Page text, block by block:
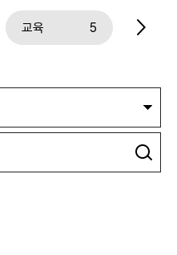
교육 5 체험